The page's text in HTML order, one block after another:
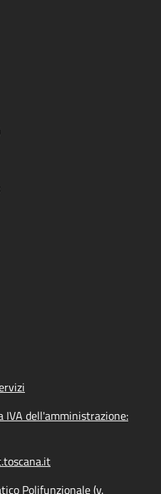
IVA dell'amministrazione:
Polifunzionale (v.